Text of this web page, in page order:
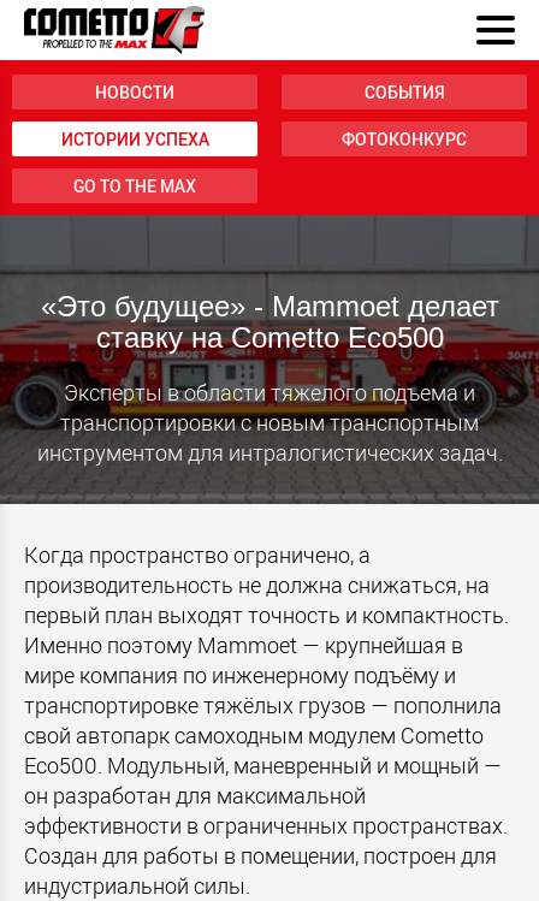
НОВОСТИ СОБЫТИЯ
ИСТОРИИ УСПЕХА ФОТОКОНКУРС
GO TO THE MAX
«Это будущее» - Mammoet делает
ставку на Cometto Eco500
Эксперты в области тяжелого подъема и
транспортировки с новым транспортным
инструментом для интралогистических задач.
Когда пространство ограничено, а
производительность не должна снижаться, на
первый план выходят точность и компактность.
Именно поэтому Mammoet — крупнейшая в
мире компания по инженерному подъёму и
транспортировке тяжёлых грузов — пополнила
свой автопарк самоходным модулем Cometto
Eco500. Модульный, маневренный и мощный —
он разработан для максимальной
эффективности в ограниченных пространствах.
Создан для работы в помещении, построен для
индустриальной силы.